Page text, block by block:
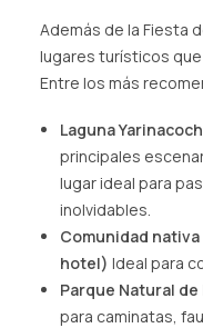
Además de la Fiesta
lugares turísticos que
Entre los más
Laguna
principales
lugar ideal para
inolvidables.
Comunidad
hotel) Ideal para
Parque Natural
para caminatas,